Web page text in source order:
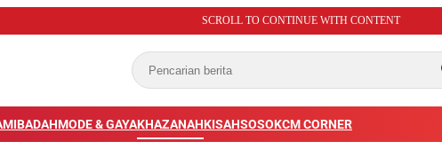
SCROLL TO CONTINUE WITH CONTENT
IBADAHMODE & GAYAKHAZANAHKISAHSOSOKCM CORNER